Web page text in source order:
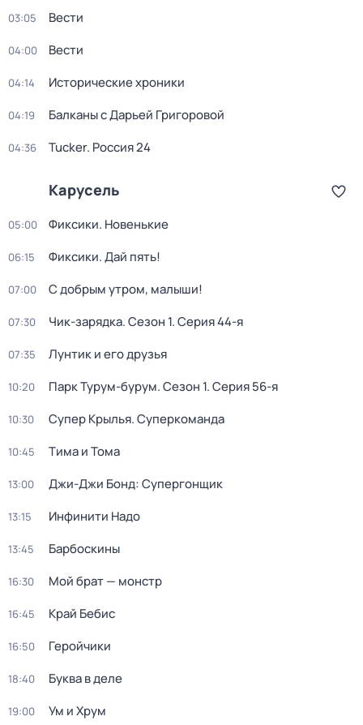
03:05 Вести
04:00 Вести
04:14 Исторические хроники
04:19 Балканы с Дарьей Григоровой
04:36 Tucker. Россия 24
Карусель
05:00 Фиксики. Новенькие
06:15 Фиксики. Дай пять!
07:00 С добрым утром, малыши!
07:30 Чик-зарядка. Сезон 1. Серия 44-я
07:35 Лунтик и его друзья
10:20 Парк Турум-бурум. Сезон 1. Серия 56-я
10:30 Супер Крылья. Суперкоманда
10:45 Тима и Тома
13:00 Джи-Джи Бонд: Супергонщик
13:15 Инфинити Надо
13:45 Барбоскины
16:30 Мой брат — монстр
16:45 Край Бебис
16:50 Геройчики
18:40 Буква в деле
19:00 Ум и Хрум